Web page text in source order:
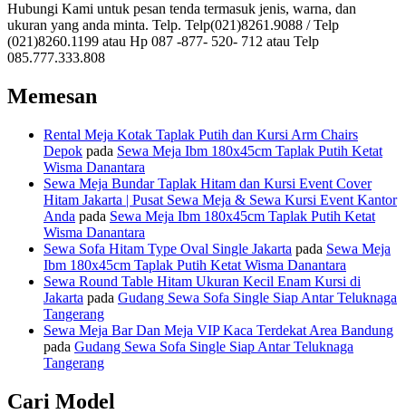
Hubungi Kami untuk pesan tenda termasuk jenis, warna, dan
ukuran yang anda minta. Telp. Telp(021)8261.9088 / Telp
(021)8260.1199 atau Hp 087 -877- 520- 712 atau Telp
085.777.333.808
Memesan
Rental Meja Kotak Taplak Putih dan Kursi Arm Chairs
Depok pada Sewa Meja Ibm 180x45cm Taplak Putih Ketat
Wisma Danantara
Sewa Meja Bundar Taplak Hitam dan Kursi Event Cover
Hitam Jakarta | Pusat Sewa Meja & Sewa Kursi Event Kantor
Anda pada Sewa Meja Ibm 180x45cm Taplak Putih Ketat
Wisma Danantara
Sewa Sofa Hitam Type Oval Single Jakarta pada Sewa Meja
Ibm 180x45cm Taplak Putih Ketat Wisma Danantara
Sewa Round Table Hitam Ukuran Kecil Enam Kursi di
Jakarta pada Gudang Sewa Sofa Single Siap Antar Teluknaga
Tangerang
Sewa Meja Bar Dan Meja VIP Kaca Terdekat Area Bandung
pada Gudang Sewa Sofa Single Siap Antar Teluknaga
Tangerang
Cari Model